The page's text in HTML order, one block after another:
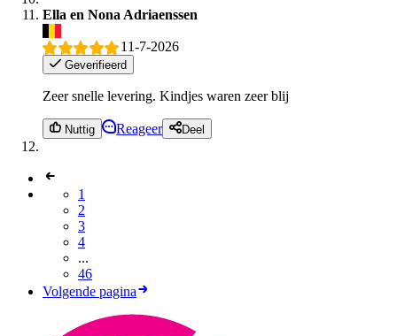
Ella en Nona Adriaenssen
11-7-2026
Geverifieerd
Zeer snelle levering. Kindjes waren zeer blij
Nuttig Reageer Deel
1
2
3
4
...
46
Volgende pagina